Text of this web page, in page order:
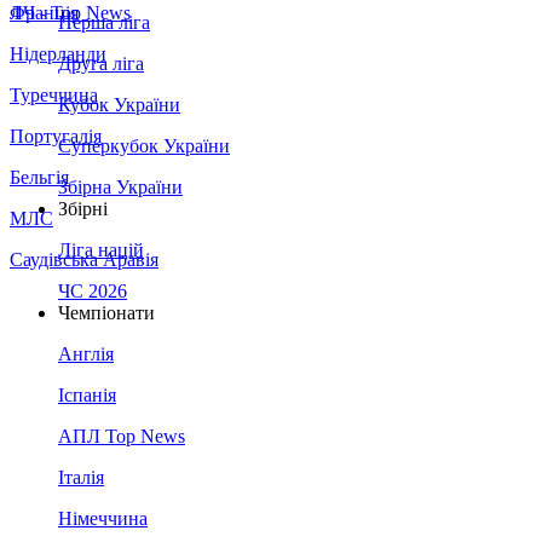
Франція
Нідерланди
Туреччина
Португалія
Бельгія
МЛС
Саудівська Аравія
ЛЧ - Top News
Перша ліга
Друга ліга
Кубок України
Суперкубок України
Збірна України
Збірні
Ліга націй
ЧС 2026
Чемпіонати
Англія
Іспанія
АПЛ Top News
Італія
Німеччина